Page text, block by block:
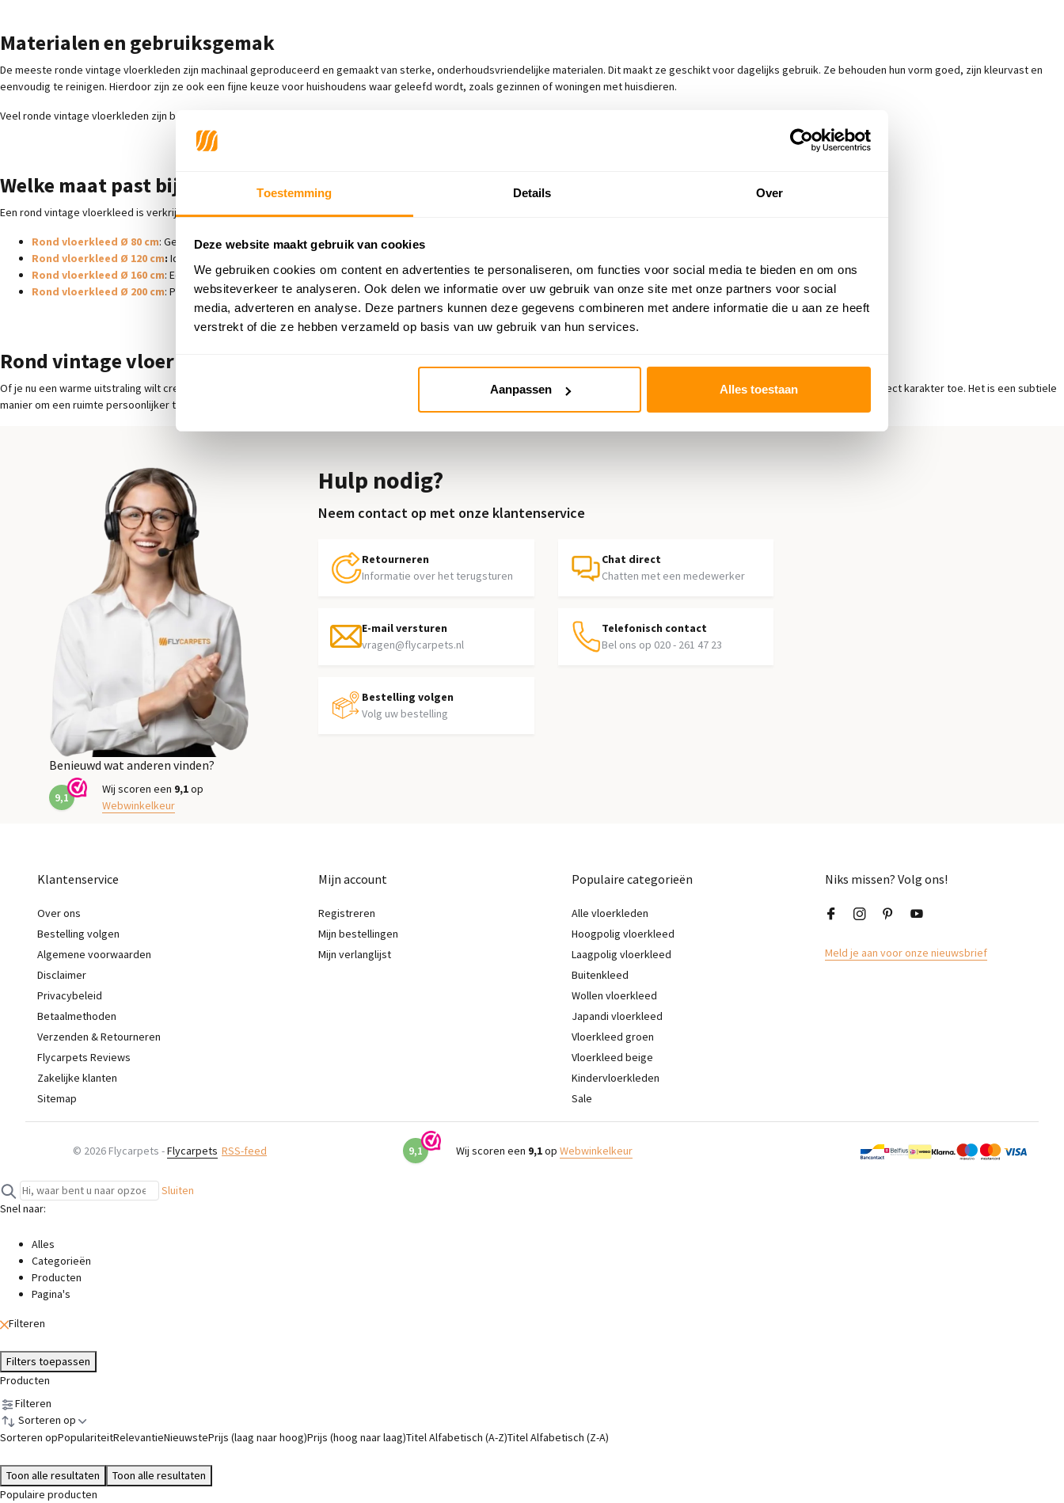
Toestemming Details Over
Deze website maakt gebruik van cookies
We gebruiken cookies om content en advertenties te personaliseren, om functies voor social media te bieden en om ons
websiteverkeer te analyseren. Ook delen we informatie over uw gebruik van onze site met onze partners voor social
media, adverteren en analyse. Deze partners kunnen deze gegevens combineren met andere informatie die u aan ze heeft
verstrekt of die ze hebben verzameld op basis van uw gebruik van hun services.
Aanpassen Alles toestaan
Materialen en gebruiksgemak
De meeste ronde vintage vloerkleden zijn machinaal geproduceerd en gemaakt van sterke, onderhoudsvriendelijke materialen. Dit maakt ze geschikt voor dagelijks gebruik. Ze behouden hun vorm goed, zijn kleurvast en
eenvoudig te reinigen. Hierdoor zijn ze ook een fijne keuze voor huishoudens waar geleefd wordt, zoals gezinnen of woningen met huisdieren.
Veel ronde vintage vloerkleden zijn bovendien geschikt voor vloerverwarming, wat zorgt voor extra comfort zonder in te leveren op uitstraling.
Welke maat past bij jouw ruimte
Een rond vintage vloerkleed is verkrijgbaar in verschillende diameters. De juiste maat kiezen is belangrijk voor een gebalanceerde uitstraling en optimaal gebruik van de ruimte.
Rond vloerkleed Ø 80 cm: Geschikt als subtiel accent, bijvoorbeeld naast een fauteuil, in een leeshoek of als decoratief element in een kleinere ruimte.
Rond vloerkleed Ø 120 cm: Ideaal voor compacte zithoeken of kleinere slaapkamers. Deze maat brengt sfeer zonder de ruimte te domineren.
Rond vloerkleed Ø 160 cm: Een populaire maat voor woonkamers en onder ronde salontafels. Zorgt voor samenhang en een duidelijke afbakening van de zithoek.
Rond vloerkleed Ø 200 cm: Perfect voor ruimere woonkamers of onder een ronde eettafel. Deze maat creëert rust en maakt het vloerkleed tot een echte blikvanger in de ruimte.
Rond vintage vloerkleed als sfeermaker
Of je nu een warme uitstraling wilt creëren in de woonkamer, een speels accent zoekt voor de slaapkamer of een gezellige eethoek wilt afbakenen, een rond vintage vloerkleed voegt direct karakter toe. Het is een subtiele
manier om een ruimte persoonlijker te maken, zonder grote veranderingen in meubels of indeling.
Hulp nodig?
Neem contact op met onze klantenservice
Retourneren
Informatie over het terugsturen
Chat direct
Chatten met een medewerker
E-mail versturen
vragen@flycarpets.nl
Telefonisch contact
Bel ons op 020 - 261 47 23
Bestelling volgen
Volg uw bestelling
Benieuwd wat anderen vinden?
9,1
Wij scoren een 9,1op
Webwinkelkeur
Klantenservice
Over ons
Bestelling volgen
Algemene voorwaarden
Disclaimer
Privacybeleid
Betaalmethoden
Verzenden & Retourneren
Flycarpets Reviews
Zakelijke klanten
Sitemap
Mijn account
Registreren
Mijn bestellingen
Mijn verlanglijst
Populaire categorieën
Alle vloerkleden
Hoogpolig vloerkleed
Laagpolig vloerkleed
Buitenkleed
Wollen vloerkleed
Japandi vloerkleed
Vloerkleed groen
Vloerkleed beige
Kindervloerkleden
Sale
Niks missen? Volg ons!
Meld je aan voor onze nieuwsbrief
© 2026 Flycarpets -Flycarpets RSS-feed 9,1 Wij scoren een 9,1op Webwinkelkeur
Sluiten
Snel naar:
Alles
Categorieën
Producten
Pagina's
Filteren
Filters toepassen
Producten
Filteren
Sorteren op
Sorteren opPopulariteitRelevantieNieuwstePrijs (laag naar hoog)Prijs (hoog naar laag)Titel Alfabetisch (A-Z)Titel Alfabetisch (Z-A)
Toon alle resultaten
Toon alle resultaten
Populaire producten